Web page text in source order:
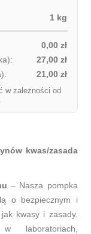
1 kg
0,00 zł
27,00 zł
21,00 zł
w zależności od
kwas/zasada
– Nasza pompka
o bezpiecznym i
kwasy i zasady.
laboratoriach,